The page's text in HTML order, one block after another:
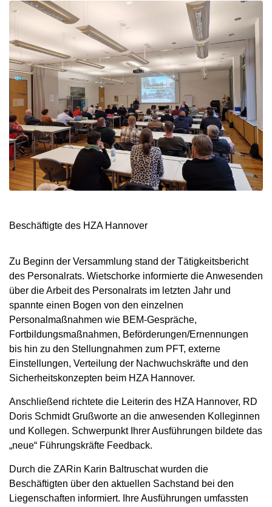
Beschäftigte des HZA Hannover
Zu Beginn der Versammlung stand der Tätigkeitsbericht
des Personalrats. Wietschorke informierte die Anwesenden
über die Arbeit des Personalrats im letzten Jahr und
spannte einen Bogen von den einzelnen
Personalmaßnahmen wie BEM-Gespräche,
Fortbildungsmaßnahmen, Beförderungen/Ernennungen
bis hin zu den Stellungnahmen zum PFT, externe
Einstellungen, Verteilung der Nachwuchskräfte und den
Sicherheitskonzepten beim HZA Hannover.
Anschließend richtete die Leiterin des HZA Hannover, RD
Doris Schmidt Grußworte an die anwesenden Kolleginnen
und Kollegen. Schwerpunkt Ihrer Ausführungen bildete das
„neue“ Führungskräfte Feedback.
Durch die ZARin Karin Baltruschat wurden die
Beschäftigten über den aktuellen Sachstand bei den
Liegenschaften informiert. Ihre Ausführungen umfassten